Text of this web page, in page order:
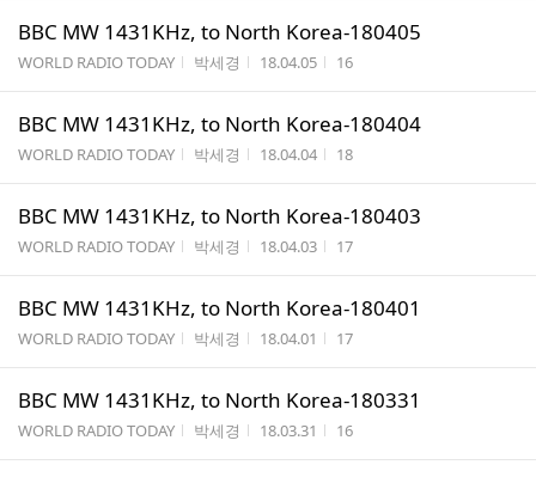
BBC MW 1431KHz, to North Korea-180405
게시판명
WORLD RADIO TODAY 작성자
박세경 작성시간
18.04.05 조회수
16
BBC MW 1431KHz, to North Korea-180404
게시판명
WORLD RADIO TODAY 작성자
박세경 작성시간
18.04.04 조회수
18
BBC MW 1431KHz, to North Korea-180403
게시판명
WORLD RADIO TODAY 작성자
박세경 작성시간
18.04.03 조회수
17
BBC MW 1431KHz, to North Korea-180401
게시판명
WORLD RADIO TODAY 작성자
박세경 작성시간
18.04.01 조회수
17
BBC MW 1431KHz, to North Korea-180331
게시판명
WORLD RADIO TODAY 작성자
박세경 작성시간
18.03.31 조회수
16